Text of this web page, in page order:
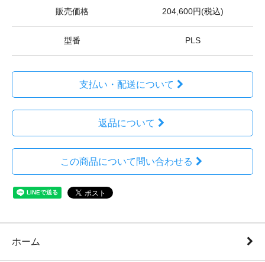
販売価格 204,600円(税込)
型番 PLS
支払い・配送について
返品について
この商品について問い合わせる
ホーム